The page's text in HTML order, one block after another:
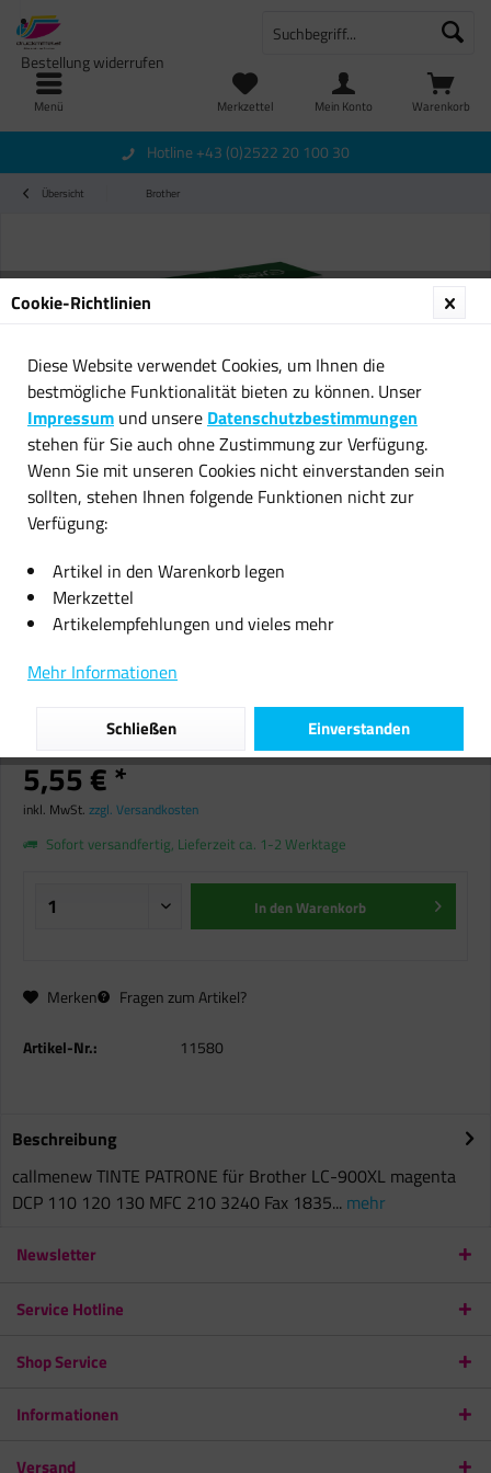
Menü Warenkorb
Merkzettel
Bestellung widerrufen
Mein Konto
Hotline +43 (0)2522 20 100 30
Übersicht Brother
callmenew TINTE PATRONE für
Brother LC-900XL magenta DCP
110 120 130 MFC 210 3240 Fax
1835 2440
5,55 € *
inkl. MwSt. zzgl. Versandkosten
Sofort versandfertig, Lieferzeit ca. 1-2 Werktage
In denWarenkorb
Merken Fragen zum Artikel?
Artikel-Nr.: 11580
Beschreibung
callmenew TINTE PATRONE für Brother LC-900XL magenta
DCP 110 120 130 MFC 210 3240 Fax 1835... mehr
Newsletter
Service Hotline
Shop Service
Informationen
Versand
Cookie-Richtlinien
Diese Website verwendet Cookies, um Ihnen die
bestmögliche Funktionalität bieten zu können. Unser
Impressum und unsere Datenschutzbestimmungen
stehen für Sie auch ohne Zustimmung zur Verfügung.
Wenn Sie mit unseren Cookies nicht einverstanden sein
sollten, stehen Ihnen folgende Funktionen nicht zur
Verfügung:
Artikel in den Warenkorb legen
Merkzettel
Artikelempfehlungen und vieles mehr
Mehr Informationen
Einverstanden
Schließen